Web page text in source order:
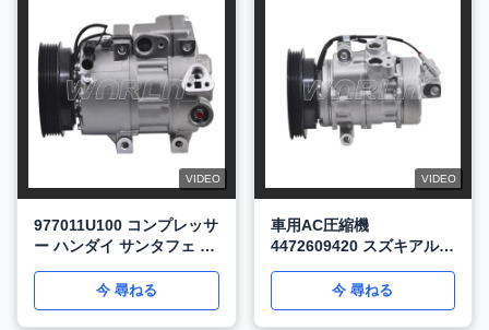
VIDEO
977011U100 コンプレッサ
ー ハンダイ サンタフェ ソ
キア シード WXHY008
今 尋ねる
VIDEO
車用AC圧縮機
4472609420 スズキアルト
今 尋ねる